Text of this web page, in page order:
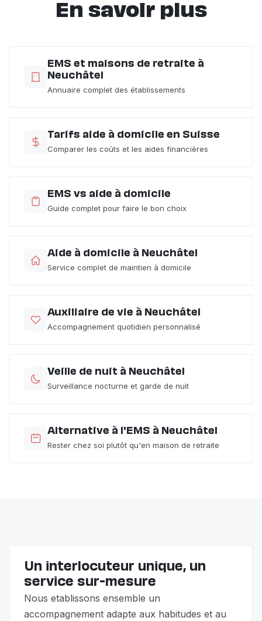
En savoir plus
EMS et maisons de retraite à
Neuchâtel
Annuaire complet des établissements
Tarifs aide à domicile en Suisse
Comparer les coûts et les aides financières
EMS vs aide à domicile
Guide complet pour faire le bon choix
Aide à domicile à Neuchâtel
Service complet de maintien à domicile
Auxiliaire de vie à Neuchâtel
Accompagnement quotidien personnalisé
Veille de nuit à Neuchâtel
Surveillance nocturne et garde de nuit
Alternative à l'EMS à Neuchâtel
Rester chez soi plutôt qu'en maison de retraite
Un interlocuteur unique, un
service sur-mesure
Nous etablissons ensemble un
accompagnement adapte aux habitudes et au